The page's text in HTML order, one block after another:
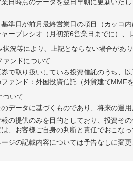
日時点のデータを翌日早朝に更新いた
準日が前月最終営業日の項目（カッコ
ャープレシオ（月初第6営業日までに）
状況等により、上記とならない場合があ
ァンドについて
で取り扱いしている投資信託のうち、
ァンド：外国投資信託（外貨建てMMF
ついて
データに基づくものであり、将来の運
の提供のみを目的としており、投資そ
、お客様ご自身の判断と責任でおこな
ジの記載内容については予告なしに変